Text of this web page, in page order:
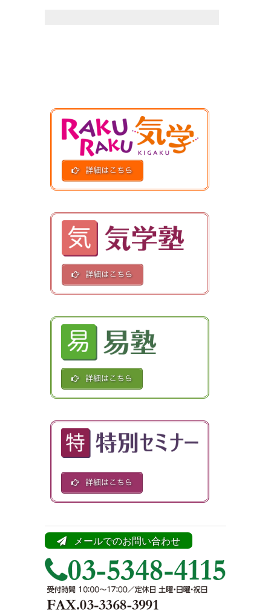
メールでのお問い合わせ